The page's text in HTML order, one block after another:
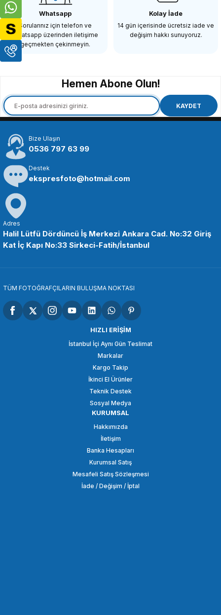
1.838,21 TL
Whatsapp
Sorularınız için telefon ve
Whatsapp üzerinden iletişime
geçmekten çekinmeyin.
Kolay İade
14 gün içerisinde ücretsiz iade ve
değişim hakkı sunuyoruz.
Hemen Abone Olun!
KAYDET
Bize Ulaşın
0536 797 63 99
Destek
ekspresfoto@hotmail.com
Adres
Halil Lütfü Dördüncü İş Merkezi Ankara Cad. No:32 Giriş
Kat İç Kapı No:33 Sirkeci-Fatih/İstanbul
TÜM FOTOĞRAFÇILARIN BULUŞMA NOKTASI
HIZLI ERİŞİM
İstanbul İçi Aynı Gün Teslimat
Markalar
Kargo Takip
İkinci El Ürünler
Teknik Destek
Sosyal Medya
KURUMSAL
Hakkımızda
İletişim
Banka Hesapları
Kurumsal Satış
Mesafeli Satış Sözleşmesi
İade / Değişim / İptal